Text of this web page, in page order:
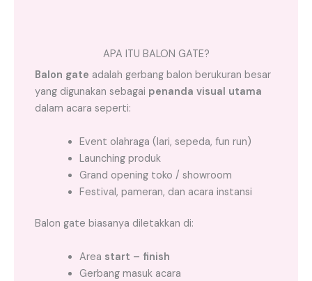
APA ITU BALON GATE?
Balon gate adalah gerbang balon berukuran besar
yang digunakan sebagai penanda visual utama
dalam acara seperti:
Event olahraga (lari, sepeda, fun run)
Launching produk
Grand opening toko / showroom
Festival, pameran, dan acara instansi
Balon gate biasanya diletakkan di:
Area start – finish
Gerbang masuk acara